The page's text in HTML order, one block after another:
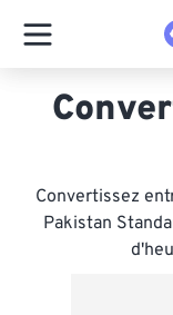
Convertissez
Pakistan